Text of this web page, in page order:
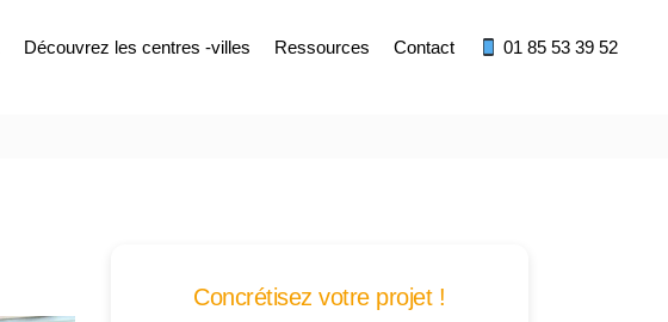
Découvrez les centres -villes Ressources Contact 01 85 53 39 52
Concrétisez votre projet !